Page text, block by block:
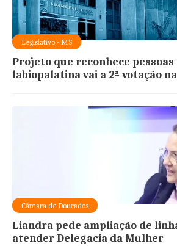
Legislativo - MS
Projeto que reconhece
labiopalatina vai a 2ª votação
Câmara de Dourados
Liandra pede ampliação de
atender Delegacia da Mulher